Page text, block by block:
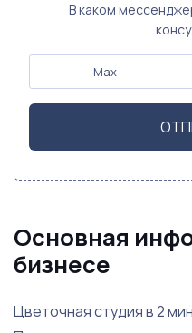
В каком
Max
Основная
бизнесе
Цветочная студия в 2